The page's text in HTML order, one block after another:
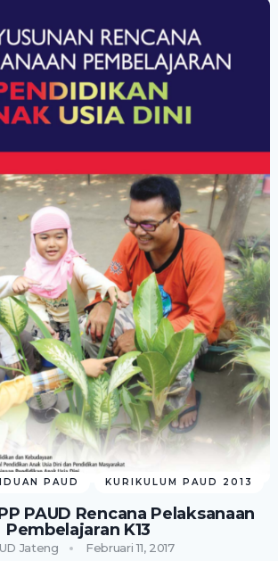
PAUD KURIKULUM PAUD 2013
PAUD Rencana Pelaksanaan
Pembelajaran K13
Jateng Februari 11, 2017